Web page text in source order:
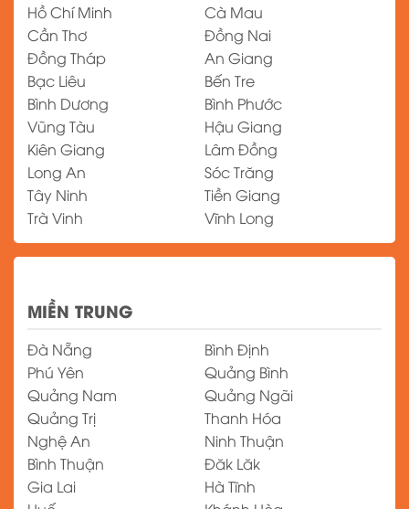
Hồ Chí Minh
Cà Mau
Cần Thơ
Đồng Nai
Đồng Tháp
An Giang
Bạc Liêu
Bến Tre
Bình Dương
Bình Phước
Vũng Tàu
Hậu Giang
Kiên Giang
Lâm Đồng
Long An
Sóc Trăng
Tây Ninh
Tiền Giang
Trà Vinh
Vĩnh Long
MIỀN TRUNG
Đà Nẵng
Bình Định
Phú Yên
Quảng Bình
Quảng Nam
Quảng Ngãi
Quảng Trị
Thanh Hóa
Nghệ An
Ninh Thuận
Bình Thuận
Đăk Lăk
Gia Lai
Hà Tĩnh